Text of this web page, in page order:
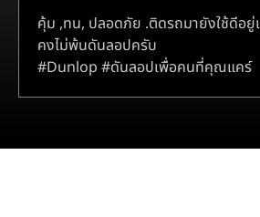
คุ้ม ,ทน, ปลอดภัย .ติดรถมายังใช้ดีอยู่
คงไม่พ้นดันลอปครับ
#Dunlop #ดันลอปเพื่อคนที่คุณแคร์